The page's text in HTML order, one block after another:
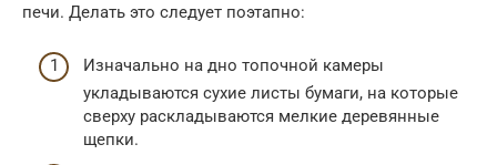
печи. Делать это следует поэтапно:
Изначально на дно топочной камеры
укладываются сухие листы бумаги, на которые
сверху раскладываются мелкие деревянные
щепки.